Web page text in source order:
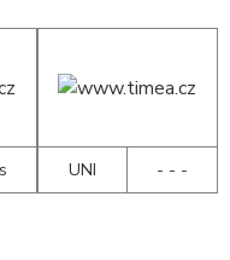
UNI - - -